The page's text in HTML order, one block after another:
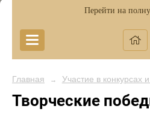
Перейти на
Главная → Участие в конкурсах
Творческие